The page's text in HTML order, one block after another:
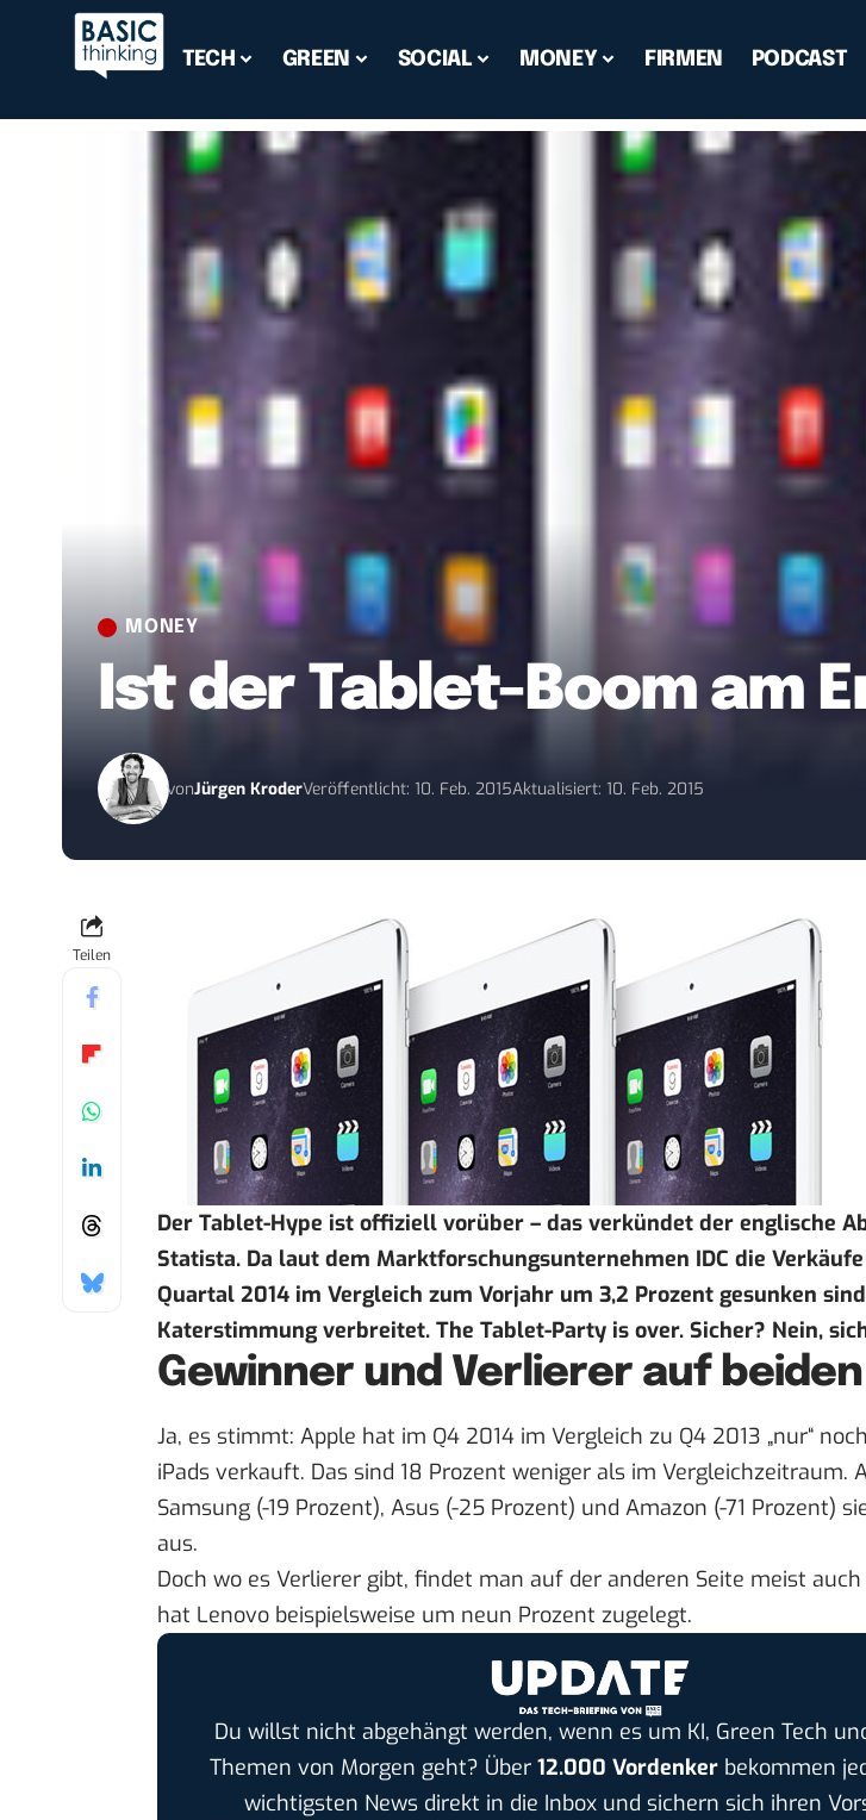
TECH GREEN SOCIAL MONEY FIRMEN PODCAST
MONEY
Ist der Tablet-Boom am
vonJürgen KroderVeröffentlicht: 10. Feb. 2015Aktualisiert: 10. Feb. 2015
Teilen
Der Tablet-Hype ist offiziell vorüber – das verkündet der englische
Statista. Da laut dem Marktforschungsunternehmen IDC die
Quartal 2014 im Vergleich zum Vorjahr um 3,2 Prozent gesunken sind
Katerstimmung verbreitet. The Tablet-Party is over. Sicher? Nein,
Gewinner und Verlierer auf
Ja, es stimmt: Apple hat im Q4 2014 im Vergleich zu Q4 2013 „nur“
iPads verkauft. Das sind 18 Prozent weniger als im Vergleichzeitraum.
Samsung (-19 Prozent), Asus (-25 Prozent) und Amazon (-71 Prozent)
aus.
Doch wo es Verlierer gibt, findet man auf der anderen Seite meist auch
hat Lenovo beispielsweise um neun Prozent zugelegt.
Du willst nicht abgehängt werden, wenn es um KI, Green Tech
Themen von Morgen geht? Über 12.000 Vordenkerbekommen
wichtigsten News direkt in die Inbox und sichern sich ihren